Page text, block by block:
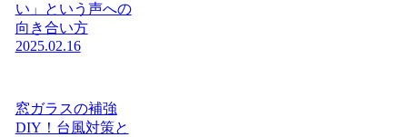
い」という声への
向き合い方
2025.02.16
窓ガラスの補強
DIY！台風対策と